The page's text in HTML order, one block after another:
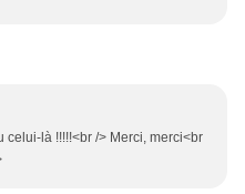
celui-là !!!!!<br /> Merci, merci<br